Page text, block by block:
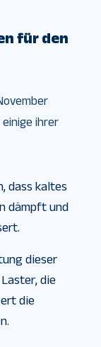
für den
einige ihrer
dass kaltes
dämpft und
dieser
die
die